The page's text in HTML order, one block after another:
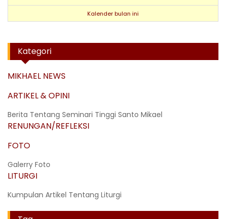
Kalender bulan ini
Kategori
MIKHAEL NEWS
ARTIKEL & OPINI
Berita Tentang Seminari Tinggi Santo Mikael
RENUNGAN/REFLEKSI
FOTO
Galerry Foto
LITURGI
Kumpulan Artikel Tentang Liturgi